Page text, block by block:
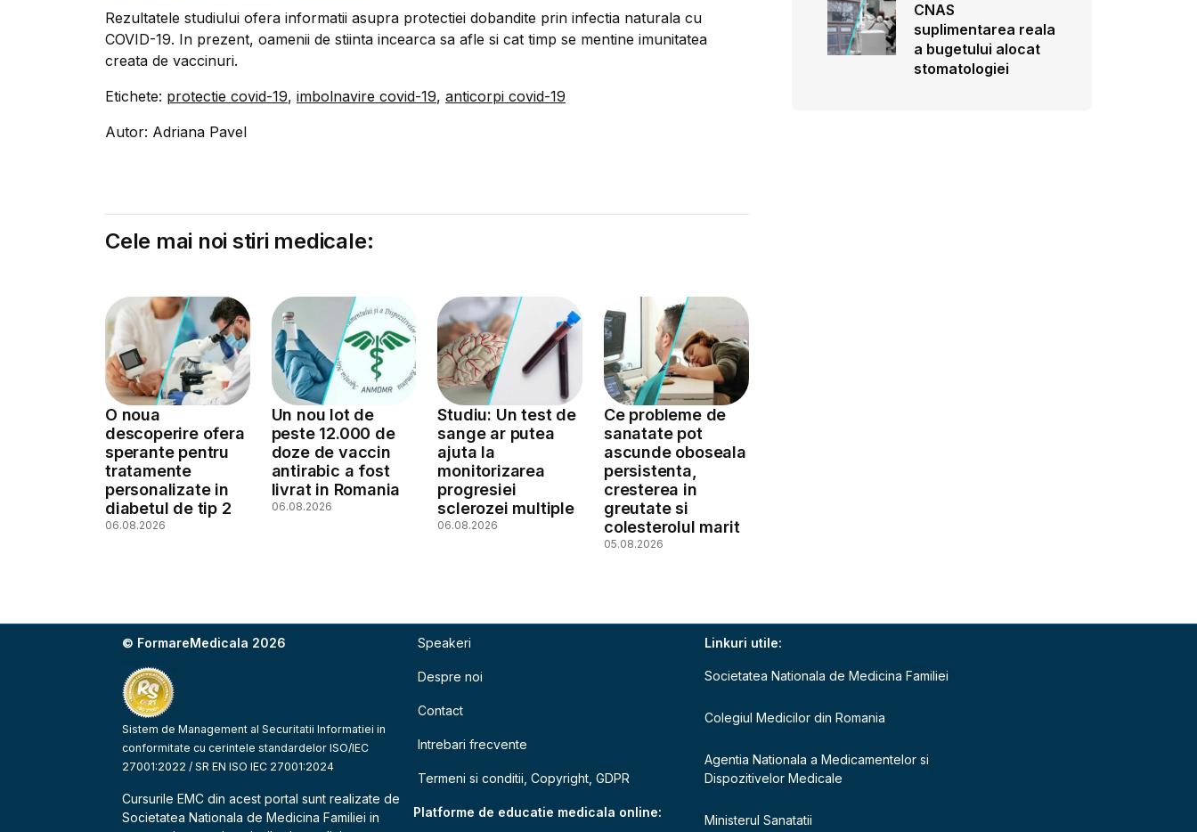
Rezultatele studiului ofera informatii asupra protectiei dobandite prin infectia naturala cu
COVID-19. In prezent, oamenii de stiinta incearca sa afle si cat timp se mentine imunitatea
creata de vaccinuri.
Etichete: protectie covid-19, imbolnavire covid-19, anticorpi covid-19
Autor: Adriana Pavel
Cele mai noi stiri medicale:
O noua
descoperire ofera
sperante pentru
tratamente
personalizate in
diabetul de tip 2
06.08.2026
Un nou lot de
peste 12.000 de
doze de vaccin
antirabic a fost
livrat in Romania
06.08.2026
Studiu: Un test de
sange ar putea
ajuta la
monitorizarea
progresiei
sclerozei multiple
06.08.2026
Ce probleme de
sanatate pot
ascunde oboseala
persistenta,
cresterea in
greutate si
colesterolul marit
05.08.2026
CNAS
suplimentarea reala
a bugetului alocat
stomatologiei
© FormareMedicala 2026
Sistem de Management al Securitatii Informatiei in
conformitate cu cerintele standardelor ISO/IEC
27001:2022 / SR EN ISO IEC 27001:2024
Cursurile EMC din acest portal sunt realizate de
Societatea Nationala de Medicina Familiei in
Speakeri
Despre noi
Contact
Intrebari frecvente
Termeni si conditii, Copyright, GDPR
Platforme de educatie medicala online:
Linkuri utile:
Societatea Nationala de Medicina Familiei
Colegiul Medicilor din Romania
Agentia Nationala a Medicamentelor si
Dispozitivelor Medicale
Ministerul Sanatatii